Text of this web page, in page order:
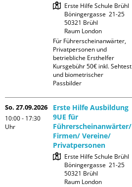
Erste Hilfe Schule Brühl
Böningergasse  21-25
50321 Brühl
Raum London
Für Führerscheinanwärter,
Privatpersonen und
betriebliche Ersthelfer
Kursgebühr 50€ inkl. Sehtest
und biometrischer
Passbilder
So. 27.09.2026
10:00 - 17:30
Uhr
Erste Hilfe Ausbildung
9UE für
Führerscheinanwärter/
Firmen/ Vereine/
Privatpersonen
Erste Hilfe Schule Brühl
Böningergasse  21-25
50321 Brühl
Raum London